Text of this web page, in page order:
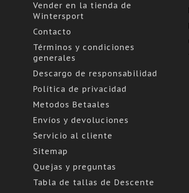
Vender en la tienda de
Wintersport
Contacto
Términos y condiciones
generales
Descargo de responsabilidad
Política de privacidad
Metodos Betaales
Envíos y devoluciones
Servicio al cliente
Sitemap
Quejas y preguntas
Tabla de tallas de Descente